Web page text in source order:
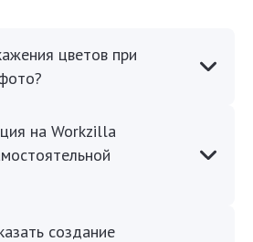
цветов при
на Workzilla
создание